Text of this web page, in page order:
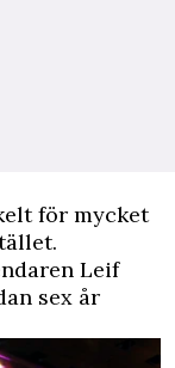
för mycket
Leif
sex år